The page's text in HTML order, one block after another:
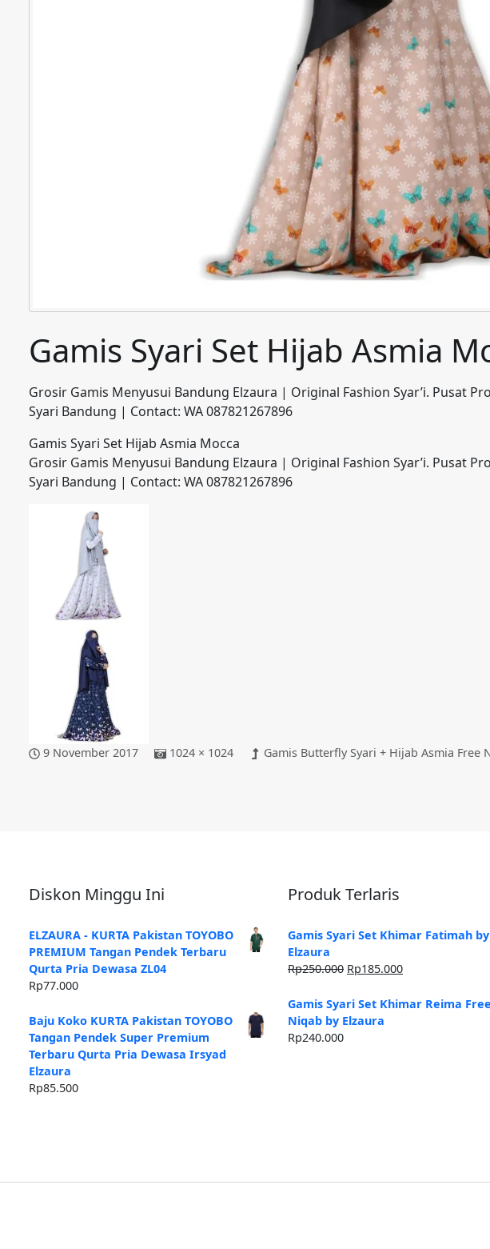
Gamis Syari Set Hijab Asmia
Grosir Gamis Menyusui Bandung Elzaura | Original Fashion Syar’i. Pusat
Syari Bandung | Contact: WA 087821267896
Gamis Syari Set Hijab Asmia Mocca
Grosir Gamis Menyusui Bandung Elzaura | Original Fashion Syar’i. Pusat
Syari Bandung | Contact: WA 087821267896
9 November 2017 1024 × 1024 Gamis Butterfly Syari + Hijab Asmia Free
Diskon Minggu Ini
ELZAURA - KURTA Pakistan TOYOBO
PREMIUM Tangan Pendek Terbaru
Qurta Pria Dewasa ZL04
Rp77.000
Baju Koko KURTA Pakistan TOYOBO
Tangan Pendek Super Premium
Terbaru Qurta Pria Dewasa Irsyad
Elzaura
Rp85.500
Produk Terlaris
Gamis Syari Set Khimar Fatimah by
Elzaura
Rp250.000 Harga
adalah:
Rp250.000.
Rp185.000Harga
ini
Gamis Syari Set Khimar Reima Free
Niqab by Elzaura
Rp240.000